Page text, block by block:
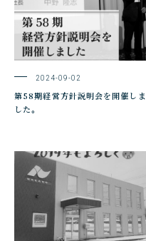
2024-09-02
第58期経営方針説明会を開催しま
した。